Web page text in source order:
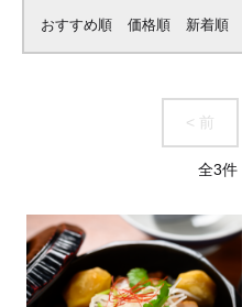
おすすめ順 価格順 新着順
< 前
全3件